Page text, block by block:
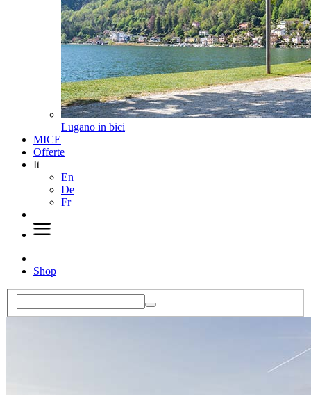
Lugano in bici
MICE
Offerte
It
En
De
Fr
Shop